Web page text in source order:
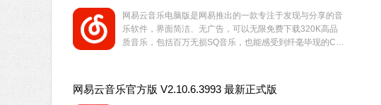
网易云音乐电脑版是网易推出的一款专注于发现与分享的音
乐软件，界面简洁、无广告，可以无限免费下载320K高品
质音乐，包括百万无损SQ音乐，也能感受到纤毫毕现的CD
网易云音乐官方版 V2.10.6.3993 最新正式版